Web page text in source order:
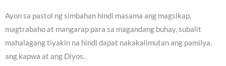
Ayon sa pastol ng simbahan hindi masama ang magsikap,
magtrabaho at mangarap para sa magandang buhay, subalit
mahalagang tiyakin na hindi dapat nakakalimutan ang pamilya,
ang kapwa at ang Diyos.